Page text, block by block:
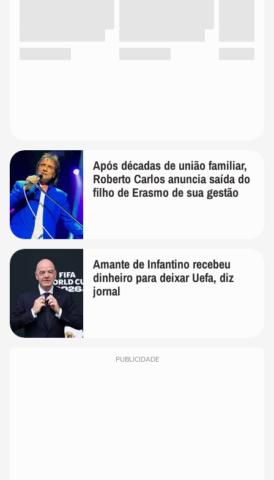
Após décadas de união familiar,
Roberto Carlos anuncia saída do
filho de Erasmo de sua gestão
Amante de Infantino recebeu
dinheiro para deixar Uefa, diz
jornal
PUBLICIDADE